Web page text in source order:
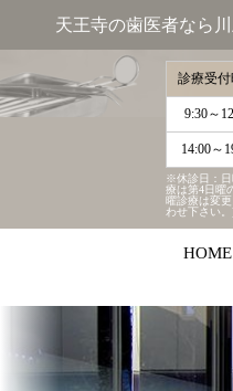
天王寺の歯医者なら
診療受付
9:30～
14:00～
※休診日：日
療は第4日曜
曜診療は変
わせ下さい
HOME